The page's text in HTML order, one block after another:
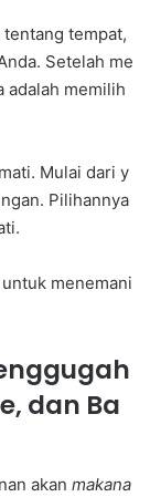
tentang tempat,
Setelah me
adalah memilih
Mulai dari y
Pilihannya
untuk menemani
dan Ba
akan makana